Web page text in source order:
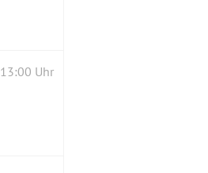
13:00 Uhr